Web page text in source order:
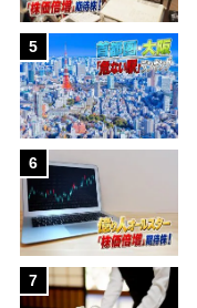
5
6
7